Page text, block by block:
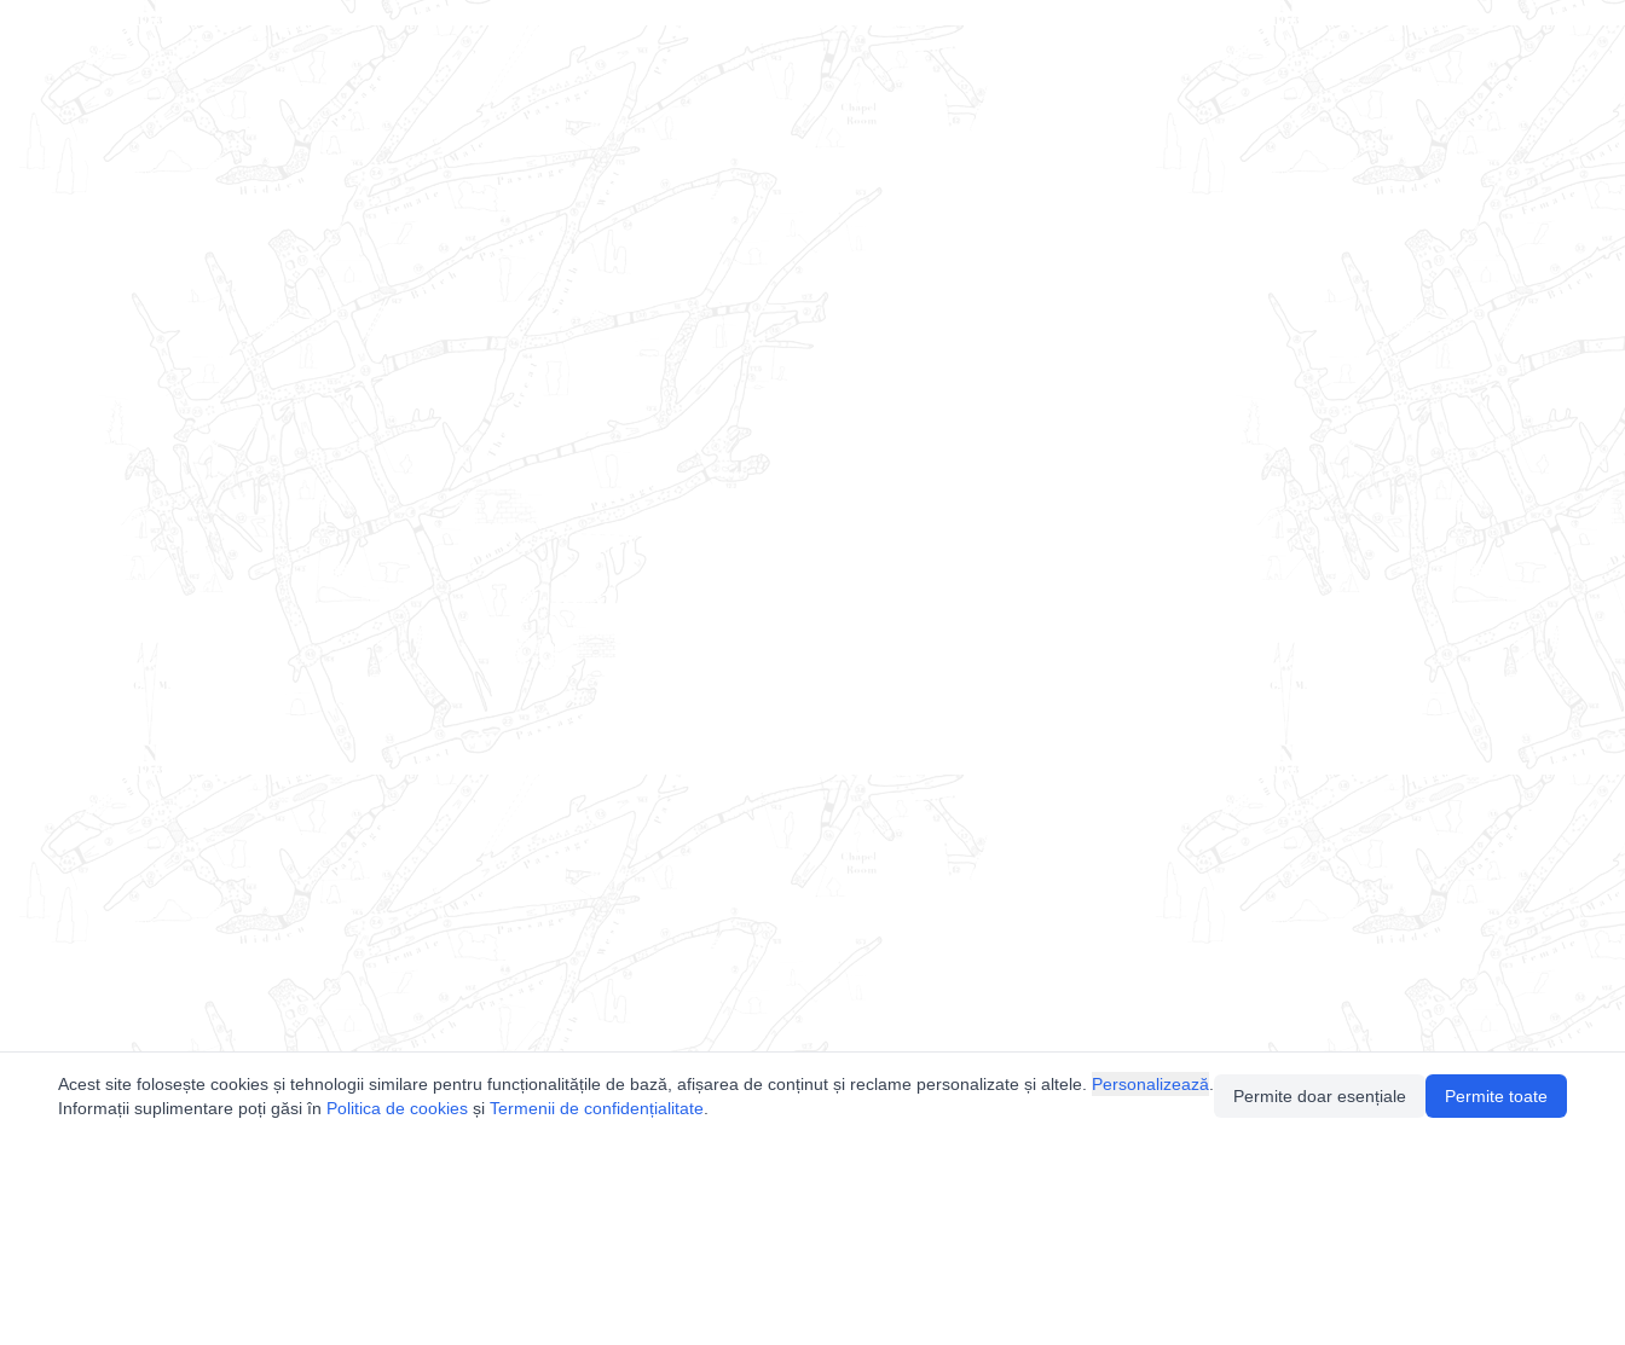
Acest site folosește cookies și tehnologii similare pentru funcționalitățile de bază, afișarea de conținut și reclame personalizate și altele. Personalizează
Informații suplimentare poți găsi în Politica de cookies și Termenii de confidențialitate
Permite doar esențiale Permite toate